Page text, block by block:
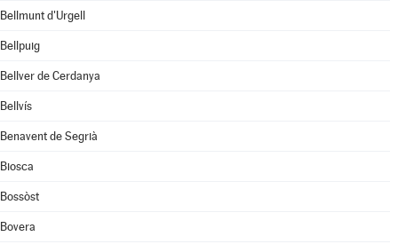
Bellmunt d'Urgell
Bellpuig
Bellver de Cerdanya
Bellvís
Benavent de Segrià
Biosca
Bossòst
Bovera